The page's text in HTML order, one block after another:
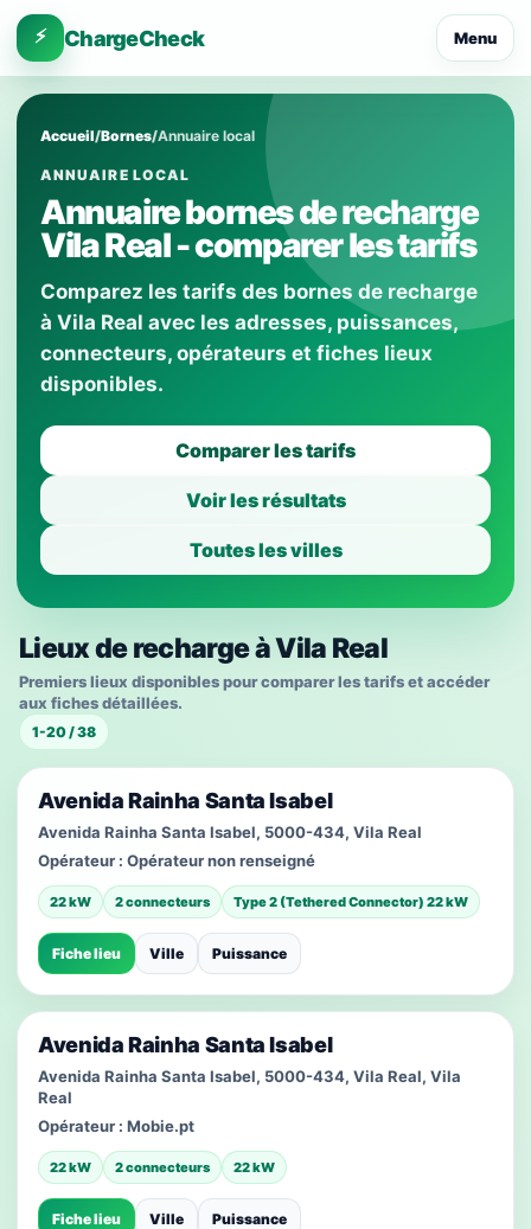
⚡ ChargeCheck Menu
Accueil/Bornes/Annuaire local
ANNUAIRE LOCAL
Annuaire bornes de recharge
Vila Real - comparer les tarifs
Comparez les tarifs des bornes de recharge
à Vila Real avec les adresses, puissances,
connecteurs, opérateurs et fiches lieux
disponibles.
Comparer les tarifs
Voir les résultats
Toutes les villes
Lieux de recharge à Vila Real
Premiers lieux disponibles pour comparer les tarifs et accéder
aux fiches détaillées.
1-20 / 38
Avenida Rainha Santa Isabel
Avenida Rainha Santa Isabel, 5000-434, Vila Real
Opérateur : Opérateur non renseigné
22 kW 2 connecteurs Type 2 (Tethered Connector) 22 kW
Fiche lieu Ville Puissance
Avenida Rainha Santa Isabel
Avenida Rainha Santa Isabel, 5000-434, Vila Real, Vila
Real
Opérateur : Mobie.pt
22 kW 2 connecteurs 22 kW
Fiche lieu Ville Puissance